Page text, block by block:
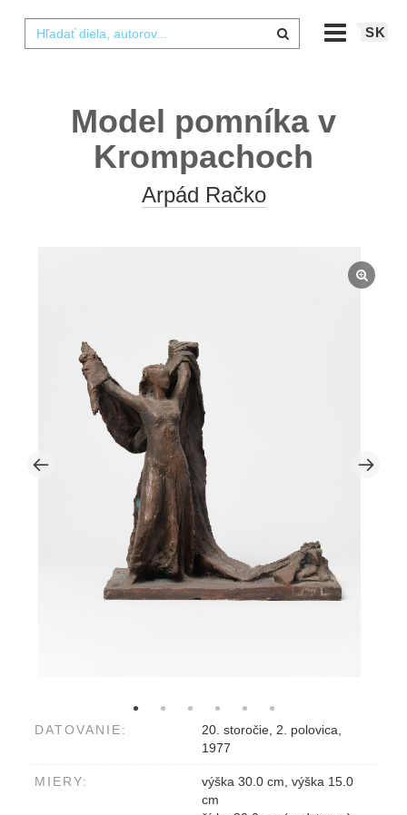
SK
Model pomníka v
Krompachoch
Arpád Račko
DATOVANIE:
20. storočie, 2. polovica,
1977
MIERY:
výška 30.0 cm, výška 15.0
cm